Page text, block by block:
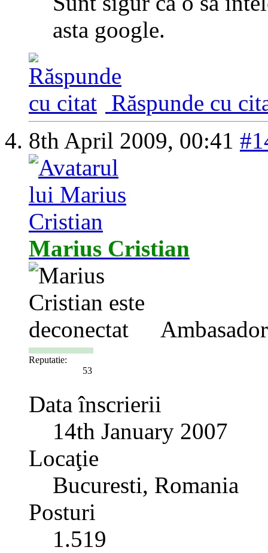
asta google.
Răspunde cu
8th April 2009, 00:41
Marius Cristian
Ambasador
Reputatie:
53
Data înscrierii
14th January 2007
Locaţie
Bucuresti, Romania
Posturi
1.519